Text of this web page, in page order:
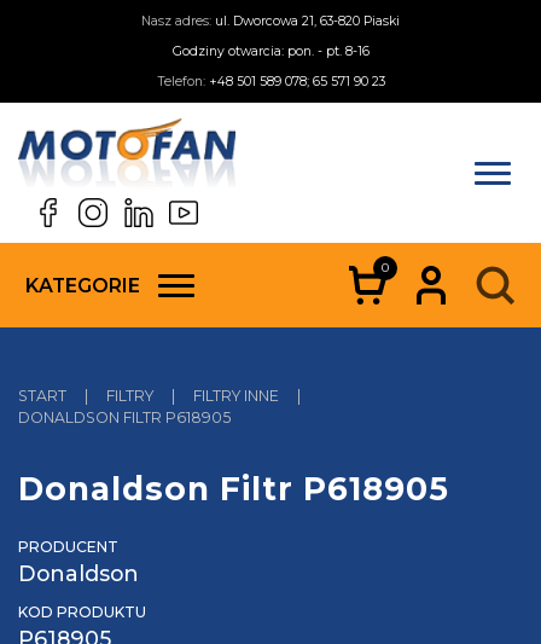
Nasz adres: ul. Dworcowa 21, 63-820 Piaski
Godziny otwarcia: pon. - pt. 8-16
Telefon: +48 501 589 078; 65 571 90 23
KATEGORIE
0
START | FILTRY | FILTRY INNE
|
DONALDSON FILTR P618905
Donaldson Filtr P618905
PRODUCENT
Donaldson
KOD PRODUKTU
P618905